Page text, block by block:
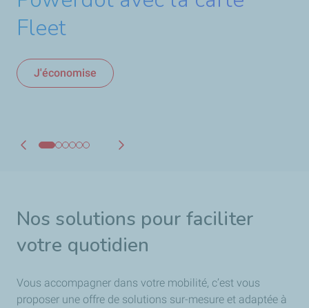
Fleet
J'économise
recharge électrique
En savoir plus
la carte Fleet !
Découvrir la carte Fleet
véhicules professionnels
En savoir plus
pour 100% de vos frais de
d’offrir
Je découvre
Nos solutions pour faciliter
votre quotidien
Vous accompagner dans votre mobilité, c’est vous
proposer une offre de solutions sur-mesure et adaptée à